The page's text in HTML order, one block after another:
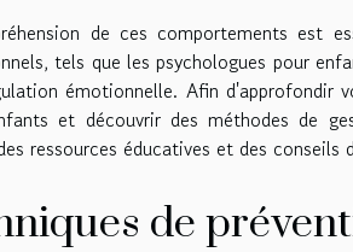
de ces comportements est
tels que les psychologues pour
émotionnelle. Afin d'approfondir
et découvrir des méthodes de
ressources éducatives et des
de